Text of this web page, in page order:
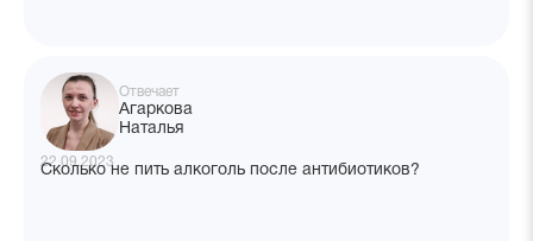
Отвечает
Агаркова
Наталья
22.09.2023
Сколько не пить алкоголь после антибиотиков?